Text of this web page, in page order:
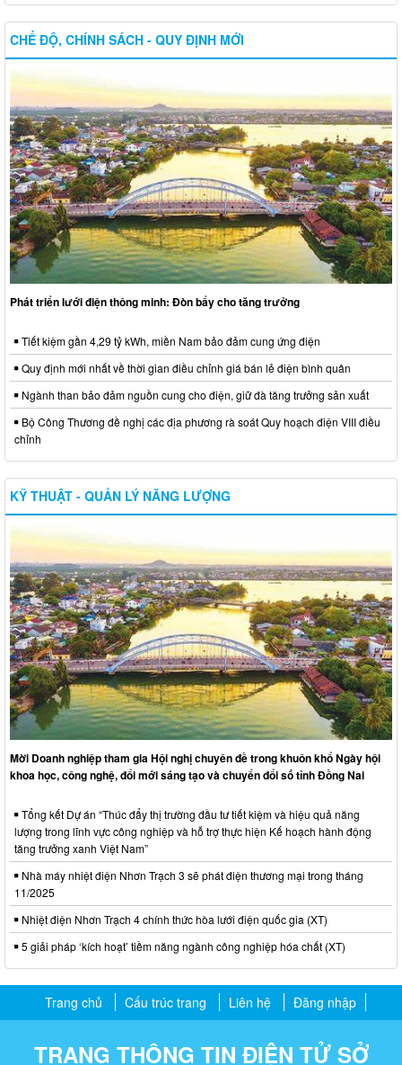
CHẾ ĐỘ, CHÍNH SÁCH - QUY ĐỊNH MỚI
Phát triển lưới điện thông minh: Đòn bẩy cho tăng trưởng
Tiết kiệm gần 4,29 tỷ kWh, miền Nam bảo đảm cung ứng điện
Quy định mới nhất về thời gian điều chỉnh giá bán lẻ điện bình quân
Ngành than bảo đảm nguồn cung cho điện, giữ đà tăng trưởng sản xuất
Bộ Công Thương đề nghị các địa phương rà soát Quy hoạch điện VIII điều
chỉnh
KỸ THUẬT - QUẢN LÝ NĂNG LƯỢNG
Mời Doanh nghiệp tham gia Hội nghị chuyên đề trong khuôn khổ Ngày hội
khoa học, công nghệ, đổi mới sáng tạo và chuyển đổi số tỉnh Đồng Nai
Tổng kết Dự án “Thúc đẩy thị trường đầu tư tiết kiệm và hiệu quả năng
lượng trong lĩnh vực công nghiệp và hỗ trợ thực hiện Kế hoạch hành động
tăng trưởng xanh Việt Nam”
Nhà máy nhiệt điện Nhơn Trạch 3 sẽ phát điện thương mại trong tháng
11/2025
Nhiệt điện Nhơn Trạch 4 chính thức hòa lưới điện quốc gia (XT)
5 giải pháp ‘kích hoạt’ tiềm năng ngành công nghiệp hóa chất (XT)
Trang chủ Cấu trúc trang Liên hệ Đăng nhập
TRANG THÔNG TIN ĐIỆN TỬ SỞ